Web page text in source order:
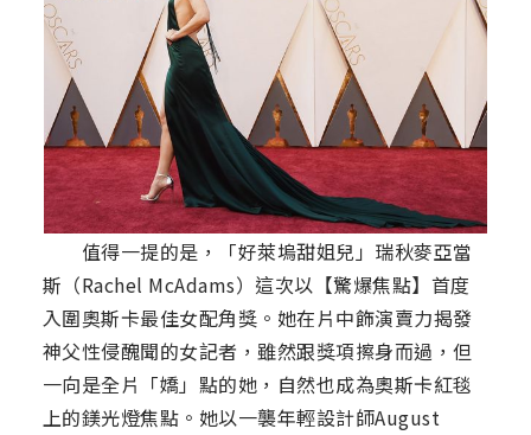
值得一提的是，「好萊塢甜姐兒」瑞秋麥亞當
斯（Rachel McAdams）這次以【驚爆焦點】首度
入圍奧斯卡最佳女配角獎。她在片中飾演賣力揭發
神父性侵醜聞的女記者，雖然跟獎項擦身而過，但
一向是全片「嬌」點的她，自然也成為奧斯卡紅毯
上的鎂光燈焦點。她以一襲年輕設計師August